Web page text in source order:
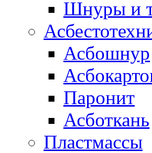
Шнуры и
Асбошнур
Паронит
Асботкань
Пластмассы